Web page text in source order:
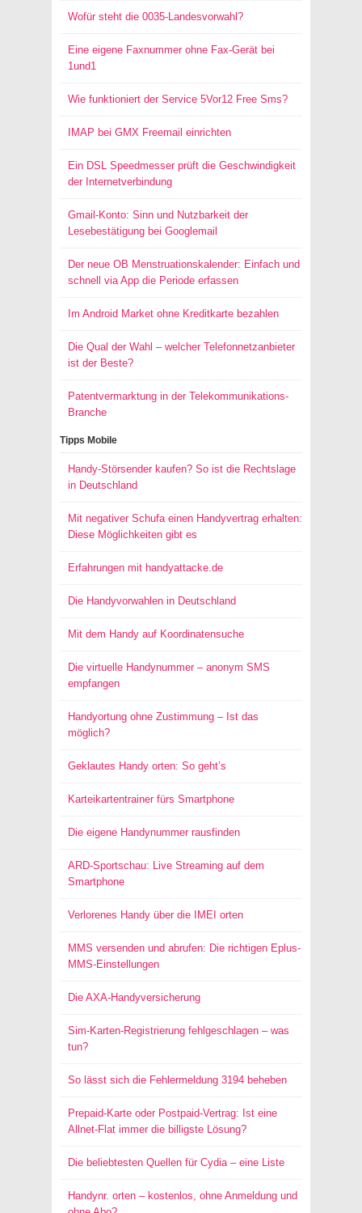
Wofür steht die 0035-Landesvorwahl?
Eine eigene Faxnummer ohne Fax-Gerät bei
1und1
Wie funktioniert der Service 5Vor12 Free Sms?
IMAP bei GMX Freemail einrichten
Ein DSL Speedmesser prüft die Geschwindigkeit
der Internetverbindung
Gmail-Konto: Sinn und Nutzbarkeit der
Lesebestätigung bei Googlemail
Der neue OB Menstruationskalender: Einfach und
schnell via App die Periode erfassen
Im Android Market ohne Kreditkarte bezahlen
Die Qual der Wahl – welcher Telefonnetzanbieter
ist der Beste?
Patentvermarktung in der Telekommunikations-
Branche
Tipps Mobile
Handy-Störsender kaufen? So ist die Rechtslage
in Deutschland
Mit negativer Schufa einen Handyvertrag erhalten:
Diese Möglichkeiten gibt es
Erfahrungen mit handyattacke.de
Die Handyvorwahlen in Deutschland
Mit dem Handy auf Koordinatensuche
Die virtuelle Handynummer – anonym SMS
empfangen
Handyortung ohne Zustimmung – Ist das
möglich?
Geklautes Handy orten: So geht’s
Karteikartentrainer fürs Smartphone
Die eigene Handynummer rausfinden
ARD-Sportschau: Live Streaming auf dem
Smartphone
Verlorenes Handy über die IMEI orten
MMS versenden und abrufen: Die richtigen Eplus-
MMS-Einstellungen
Die AXA-Handyversicherung
Sim-Karten-Registrierung fehlgeschlagen – was
tun?
So lässt sich die Fehlermeldung 3194 beheben
Prepaid-Karte oder Postpaid-Vertrag: Ist eine
Allnet-Flat immer die billigste Lösung?
Die beliebtesten Quellen für Cydia – eine Liste
Handynr. orten – kostenlos, ohne Anmeldung und